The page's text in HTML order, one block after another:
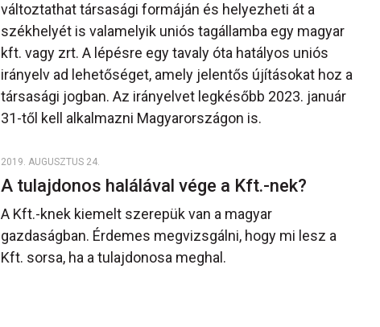
változtathat társasági formáján és helyezheti át a
székhelyét is valamelyik uniós tagállamba egy magyar
kft. vagy zrt. A lépésre egy tavaly óta hatályos uniós
irányelv ad lehetőséget, amely jelentős újításokat hoz a
társasági jogban. Az irányelvet legkésőbb 2023. január
31-től kell alkalmazni Magyarországon is.
2019. AUGUSZTUS 24.
A tulajdonos halálával vége a Kft.-nek?
A Kft.-knek kiemelt szerepük van a magyar
gazdaságban. Érdemes megvizsgálni, hogy mi lesz a
Kft. sorsa, ha a tulajdonosa meghal.